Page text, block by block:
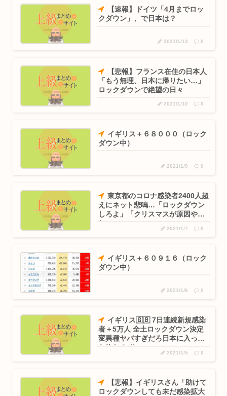
【速報】ドイツ「4月までロッ
クダウン」、で日本は？
2021/1/13 0
【悲報】フランス在住の日本人
「もう無理、日本に帰りたい…」
ロックダウンで絶望の日々
2021/1/10 0
イギリス＋６８０００（ロック
ダウン中）
2021/1/9 0
東京都のコロナ感染者2400人超
えにネット悲鳴…「ロックダウン
しろよ」「クリスマスが原因やろ
ね」
2021/1/7 0
イギリス＋６０９１６（ロック
ダウン中）
2021/1/6 0
イギリス🇬🇧 7日連続新規感染
者＋5万人 全土ロックダウン決定
変異種ヤバすぎだろ日本に入った
ら終わるぞ
2021/1/5 0
【悲報】イギリスさん「助けて
ロックダウンしても未だ感染拡大